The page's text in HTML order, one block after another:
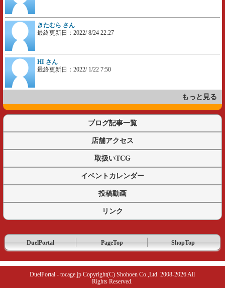
きたむら さん
最終更新日：2022/ 8/24 22:27
HI さん
最終更新日：2022/ 1/22 7:50
もっと見る
ブログ記事一覧
店舗アクセス
取扱いTCG
イベントカレンダー
投稿動画
リンク
DuelPortal PageTop ShopTop
DuelPortal - tocage.jp Copyright(C) Shohoen Co.,Ltd. 2008-2026 All
Rights Reserved.